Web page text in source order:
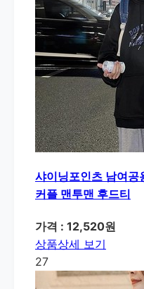
샤이닝포인츠 남여공
커플 맨투맨 후드티
가격 : 12,520원
상품상세 보기
27